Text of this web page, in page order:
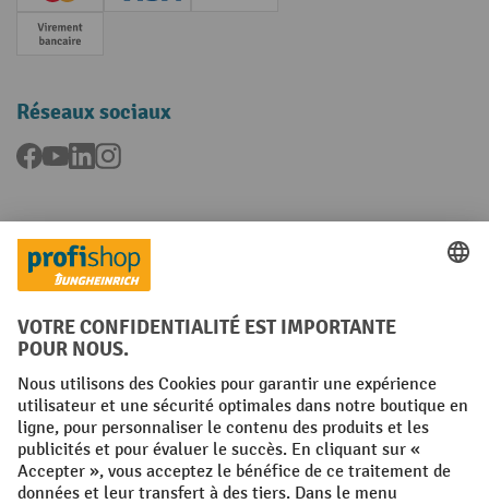
Paiement anticipé
Réseaux sociaux
Facebook
YouTubeLinkedInInstagram
Langues
FR NL
Conditions générales Mentions légales
Protection des Données Politique de cookies
All prices excl. VAT plusshipping costsand possible delivery charges,
if not stated otherwise.